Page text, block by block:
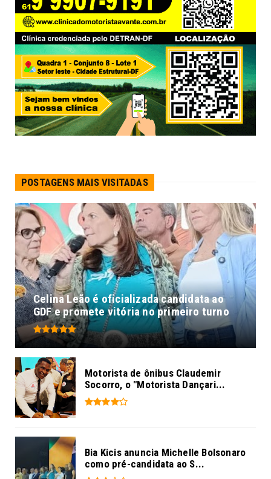
POSTAGENS MAIS VISITADAS
Celina Leão é oficializada candidata ao
GDF e promete vitória no primeiro turno
Motorista de ônibus Claudemir
Socorro, o "Motorista Dançari...
Bia Kicis anuncia Michelle Bolsonaro
como pré-candidata ao S...